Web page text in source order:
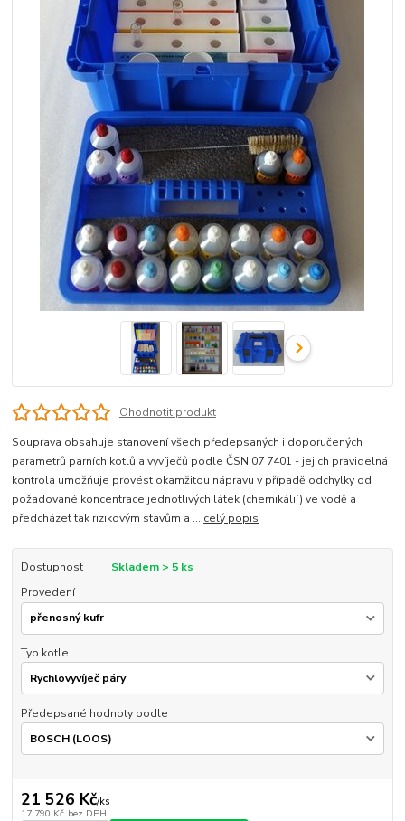
Ohodnotit produkt
Souprava obsahuje stanovení všech předepsaných i doporučených
parametrů parních kotlů a vyvíječů podle ČSN 07 7401 - jejich pravidelná
kontrola umožňuje provést okamžitou nápravu v případě odchylky od
požadované koncentrace jednotlivých látek (chemikálií) ve vodě a
předcházet tak rizikovým stavům a ... celý popis
Dostupnost
Skladem > 5 ks
Provedení
Typ kotle
Předepsané hodnoty podle
21 526 Kč/ks
17 790 Kč bez DPH